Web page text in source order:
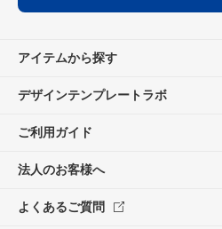
アイテムから探す
デザインテンプレートラボ
ご利用ガイド
法人のお客様へ
よくあるご質問